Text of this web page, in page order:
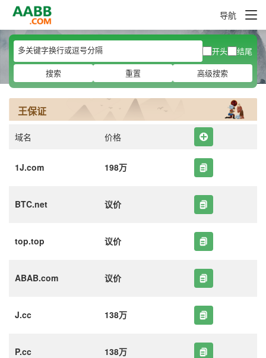
导航
开头
结尾
搜索
重置 高级搜索
王保证
域名 价格
1J.com 198万
BTC.net 议价
top.top 议价
ABAB.com 议价
J.cc 138万
P.cc 138万